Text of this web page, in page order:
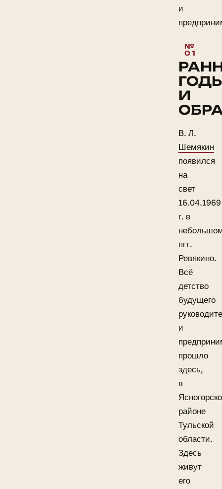
и
И
В. Л.
Шемякин
появился
на
свет
16.04.1969
г. в
пгт.
Ревякино.
Всё
детство
будущего
и
прошло
здесь,
в
районе
Тульской
области.
Здесь
живут
его